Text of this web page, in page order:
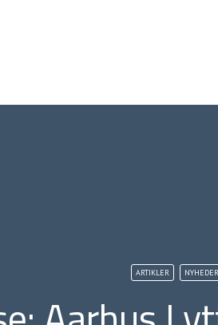
ARTIKLER NYHEDER